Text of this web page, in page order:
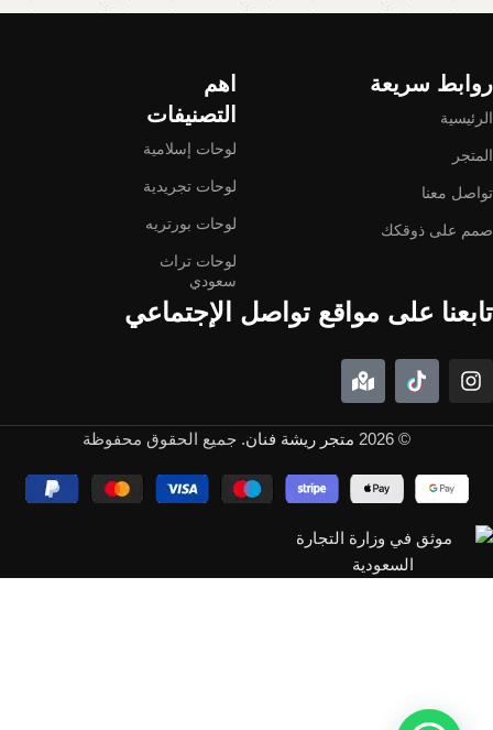
روابط سريعة
الرئيسية
المتجر
تواصل معنا
صمم على ذوقكك
اهم
التصنيفات
لوحات إسلامية
لوحات تجريدية
لوحات بورتريه
لوحات تراث
سعودي
تابعنا على مواقع تواصل الإجتماعي
© 2026 متجر ريشة فنان. جميع الحقوق محفوظة